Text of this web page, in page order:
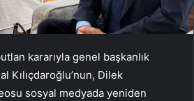
kararıyla genel başkanlık
Kılıçdaroğlu’nun, Dilek
sosyal medyada yeniden